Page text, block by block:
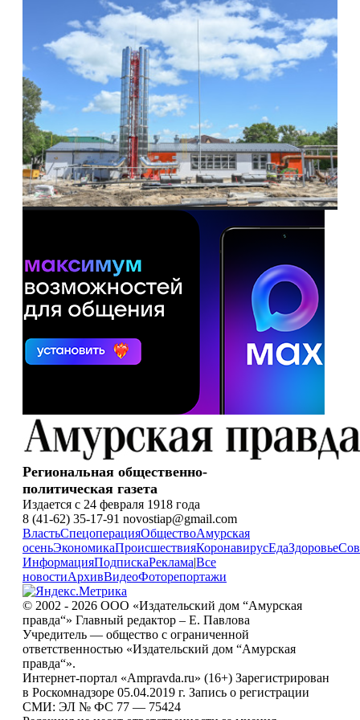
Региональная общественно-
политическая газета
Издается с 24 февраля 1918 года
8 (41-62) 35-17-91 novostiap@gmail.com
ВластьСпецоперацияОбществоАмурская
осеньЭкономикаПроисшествияКоронавирусЕдаЗдоровье
ИнформацияПодпискаРеклама|Все
новостиАрхивВидеоФоторепортажи
© 2002 - 2026 ООО «Издательский дом “Амурская
правда“» Главный редактор – Е. Павлова
Учредитель — общество с ограниченной
ответственностью «Издательский дом “Амурская
правда“».
Интернет-портал «Ampravda.ru» (16+) Зарегистрирован
в Роскомнадзоре 05.04.2019 г. Запись о регистрации
СМИ: ЭЛ № ФС 77 — 75424